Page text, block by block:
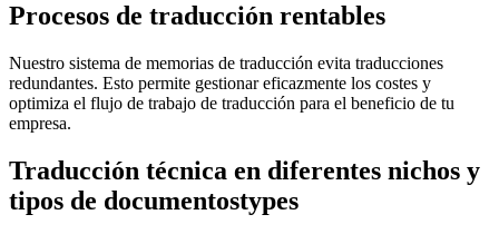
Procesos de traducción rentables
Nuestro sistema de memorias de traducción evita traducciones
redundantes. Esto permite gestionar eficazmente los costes y
optimiza el flujo de trabajo de traducción para el beneficio de tu
empresa.
Traducción técnica en diferentes nichos y
tipos de documentostypes